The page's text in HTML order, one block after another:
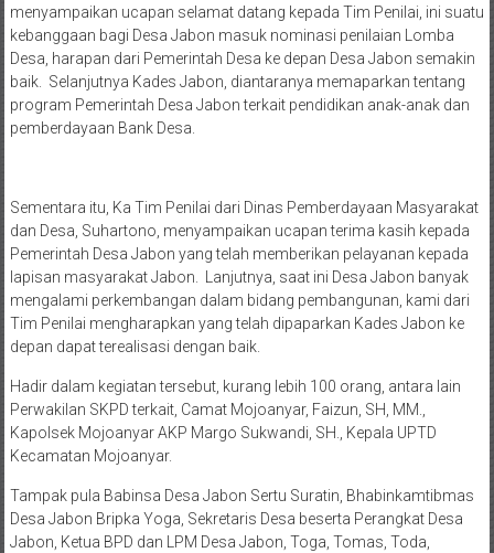
menyampaikan ucapan selamat datang kepada Tim Penilai, ini suatu
kebanggaan bagi Desa Jabon masuk nominasi penilaian Lomba
Desa, harapan dari Pemerintah Desa ke depan Desa Jabon semakin
baik. Selanjutnya Kades Jabon, diantaranya memaparkan tentang
program Pemerintah Desa Jabon terkait pendidikan anak-anak dan
pemberdayaan Bank Desa.
Sementara itu, Ka Tim Penilai dari Dinas Pemberdayaan Masyarakat
dan Desa, Suhartono, menyampaikan ucapan terima kasih kepada
Pemerintah Desa Jabon yang telah memberikan pelayanan kepada
lapisan masyarakat Jabon. Lanjutnya, saat ini Desa Jabon banyak
mengalami perkembangan dalam bidang pembangunan, kami dari
Tim Penilai mengharapkan yang telah dipaparkan Kades Jabon ke
depan dapat terealisasi dengan baik.
Hadir dalam kegiatan tersebut, kurang lebih 100 orang, antara lain
Perwakilan SKPD terkait, Camat Mojoanyar, Faizun, SH, MM.,
Kapolsek Mojoanyar AKP Margo Sukwandi, SH., Kepala UPTD
Kecamatan Mojoanyar.
Tampak pula Babinsa Desa Jabon Sertu Suratin, Bhabinkamtibmas
Desa Jabon Bripka Yoga, Sekretaris Desa beserta Perangkat Desa
Jabon, Ketua BPD dan LPM Desa Jabon, Toga, Tomas, Toda,